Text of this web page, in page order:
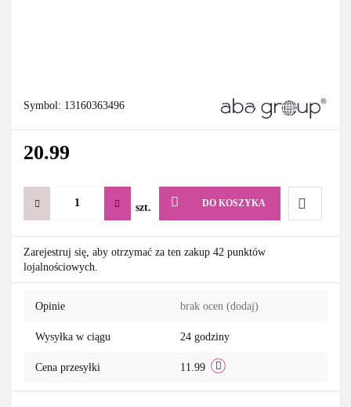
Symbol: 13160363496
20.99
szt. DO KOSZYKA
Do
Zarejestruj się, aby otrzymać za ten zakup 42 punktów
lojalnościowych.
Opinie brak ocen (dodaj)
Wysyłka w ciągu 24 godziny
Cena przesyłki 11.99